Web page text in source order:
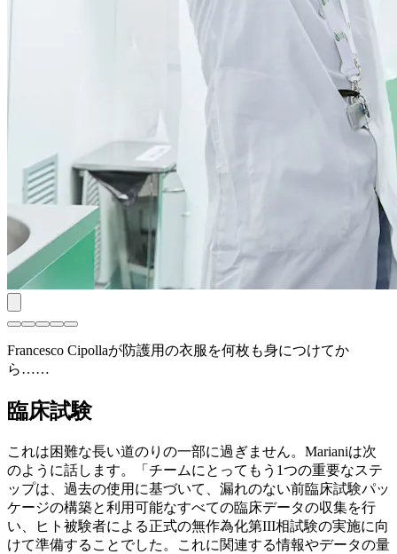
Francesco Cipollaが防護用の衣服を何枚も身につけてか
ら……
臨床試験
これは困難な長い道のりの一部に過ぎません。Marianiは次
のように話します。「チームにとってもう1つの重要なステ
ップは、過去の使用に基づいて、漏れのない前臨床試験パッ
ケージの構築と利用可能なすべての臨床データの収集を行
い、ヒト被験者による正式の無作為化第III相試験の実施に向
けて準備することでした。これに関連する情報やデータの量